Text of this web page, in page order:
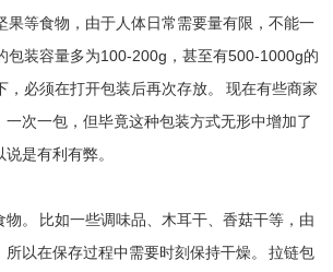
果等食物，由于人体日常需要量有限，不能一
包装容量多为100-200g，甚至有500-1000g的
，必须在打开包装后再次存放。 现在有些商家
次一包，但毕竟这种包装方式无形中增加了
是有利有弊。
物。 比如一些调味品、木耳干、香菇干等，由
以在保存过程中需要时刻保持干燥。 拉链包